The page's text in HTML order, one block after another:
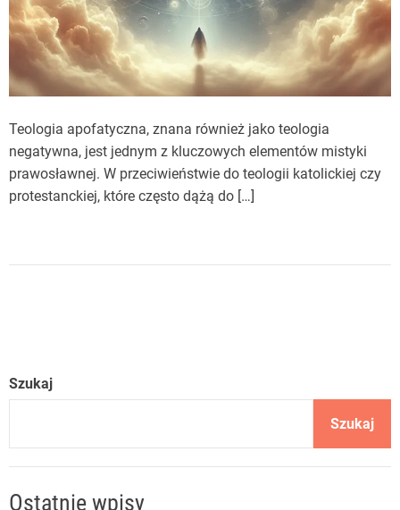
Teologia apofatyczna, znana również jako teologia
negatywna, jest jednym z kluczowych elementów mistyki
prawosławnej. W przeciwieństwie do teologii katolickiej czy
protestanckiej, które często dążą do […]
Szukaj
Szukaj
Ostatnie wpisy